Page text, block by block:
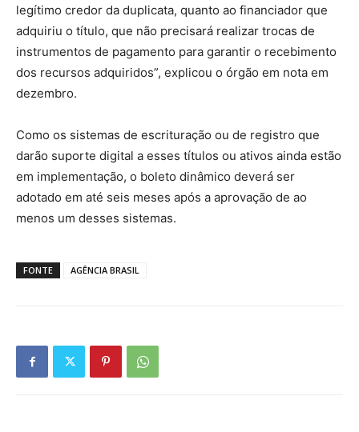
legítimo credor da duplicata, quanto ao financiador que
adquiriu o título, que não precisará realizar trocas de
instrumentos de pagamento para garantir o recebimento
dos recursos adquiridos”, explicou o órgão em nota em
dezembro.
Como os sistemas de escrituração ou de registro que
darão suporte digital a esses títulos ou ativos ainda estão
em implementação, o boleto dinâmico deverá ser
adotado em até seis meses após a aprovação de ao
menos um desses sistemas.
FONTE AGÊNCIA BRASIL